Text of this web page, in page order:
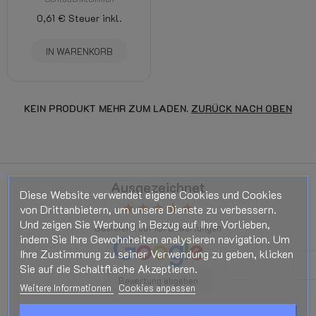
0,61 € Steuer inkl.
IN WARENKORB
KEIN PRODUKT MEHR ZUM LADEN. ZURÜCK NACH OBEN
Ausgezeichnet
star star star starstar
Basierend auf181Bewertungen
Bewertung abgeben
Diese Website verwendet eigene Cookies und Cookies
von Drittanbietern, um unsere Dienste zu verbessern.
Und zeigen Sie Werbung in Bezug auf Ihre Vorlieben,
indem Sie Ihre Gewohnheiten analysieren navigation. Um
Ihre Zustimmung zu seiner Verwendung zu geben, klicken
Sie auf die Schaltfläche Akzeptieren.
Weitere Informationen Cookies anpassen